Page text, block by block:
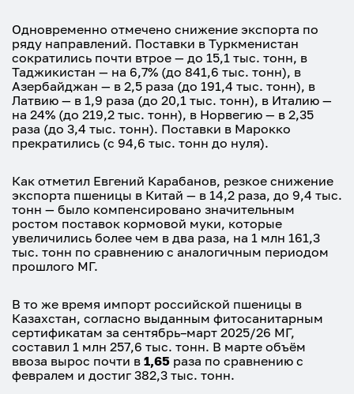
Одновременно отмечено снижение экспорта по
ряду направлений. Поставки в Туркменистан
сократились почти втрое — до 15,1 тыс. тонн, в
Таджикистан — на 6,7% (до 841,6 тыс. тонн), в
Азербайджан — в 2,5 раза (до 191,4 тыс. тонн), в
Латвию — в 1,9 раза (до 20,1 тыс. тонн), в Италию —
на 24% (до 219,2 тыс. тонн), в Норвегию — в 2,35
раза (до 3,4 тыс. тонн). Поставки в Марокко
прекратились (с 94,6 тыс. тонн до нуля).
Как отметил Евгений Карабанов, резкое снижение
экспорта пшеницы в Китай — в 14,2 раза, до 9,4 тыс.
тонн — было компенсировано значительным
ростом поставок кормовой муки, которые
увеличились более чем в два раза, на 1 млн 161,3
тыс. тонн по сравнению с аналогичным периодом
прошлого МГ.
В то же время импорт российской пшеницы в
Казахстан, согласно выданным фитосанитарным
сертификатам за сентябрь–март 2025/26 МГ,
составил 1 млн 257,6 тыс. тонн. В марте объём
ввоза вырос почти в 1,65 раза по сравнению с
февралем и достиг 382,3 тыс. тонн.